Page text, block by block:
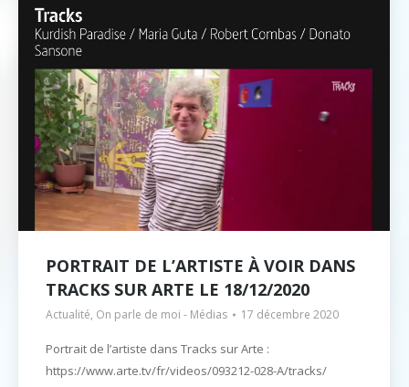
PORTRAIT DE L’ARTISTE À VOIR DANS
TRACKS SUR ARTE LE 18/12/2020
Actualité, On parle de moi - Médias 17 décembre 2020
Portrait de l’artiste dans Tracks sur Arte :
https://www.arte.tv/fr/videos/093212-028-A/tracks/